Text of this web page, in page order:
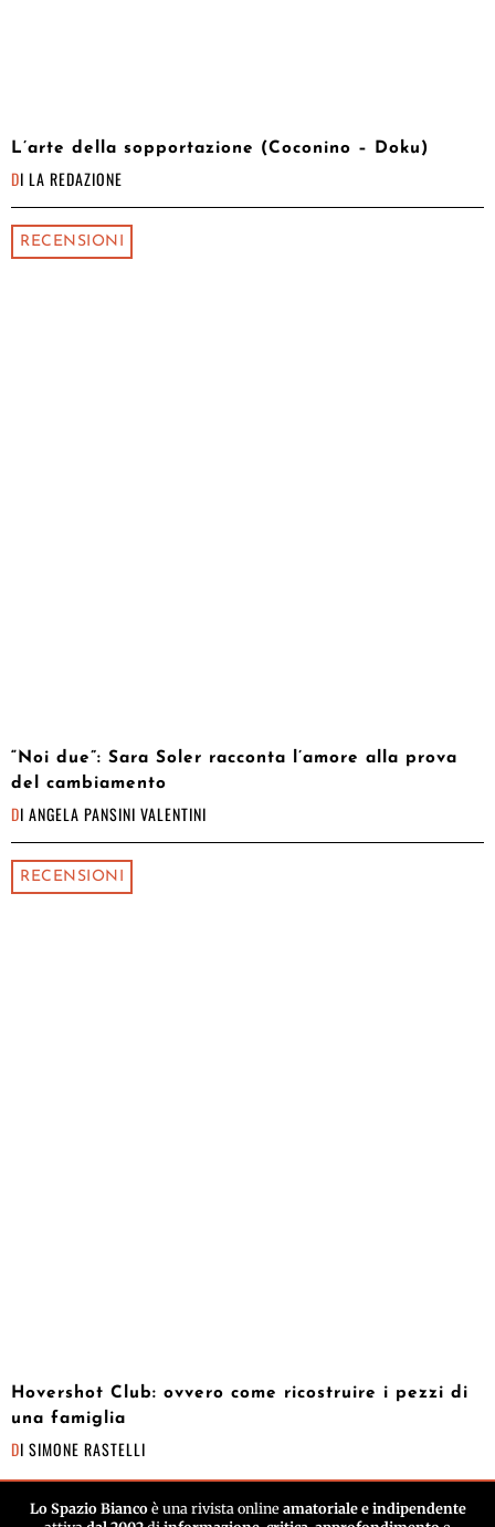
L’arte della sopportazione (Coconino – Doku)
DI LA REDAZIONE
RECENSIONI
“Noi due”: Sara Soler racconta l’amore alla prova
del cambiamento
DI ANGELA PANSINI VALENTINI
RECENSIONI
Hovershot Club: ovvero come ricostruire i pezzi di
una famiglia
DI SIMONE RASTELLI
Lo Spazio Biancoè una rivista online amatoriale e indipendente